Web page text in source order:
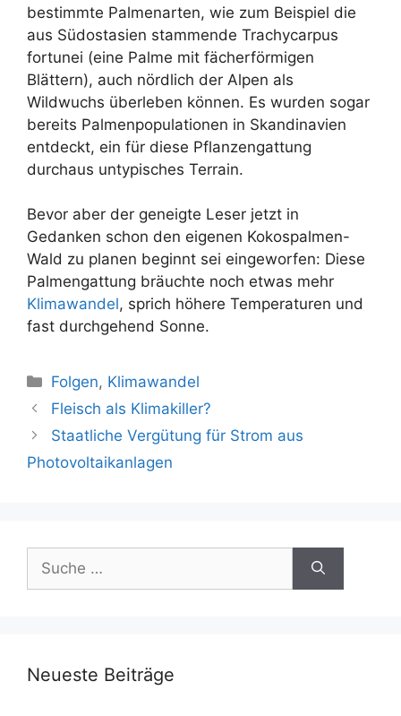
bestimmte Palmenarten, wie zum Beispiel die
aus Südostasien stammende Trachycarpus
fortunei (eine Palme mit fächerförmigen
Blättern), auch nördlich der Alpen als
Wildwuchs überleben können. Es wurden sogar
bereits Palmenpopulationen in Skandinavien
entdeckt, ein für diese Pflanzengattung
durchaus untypisches Terrain.
Bevor aber der geneigte Leser jetzt in
Gedanken schon den eigenen Kokospalmen-
Wald zu planen beginnt sei eingeworfen: Diese
Palmengattung bräuchte noch etwas mehr
Klimawandel, sprich höhere Temperaturen und
fast durchgehend Sonne.
Kategorien
Folgen, Klimawandel
Beitrags-
Navigation
Fleisch als Klimakiller?
Staatliche Vergütung für Strom aus
Photovoltaikanlagen
Suche
nach:
Neueste Beiträge